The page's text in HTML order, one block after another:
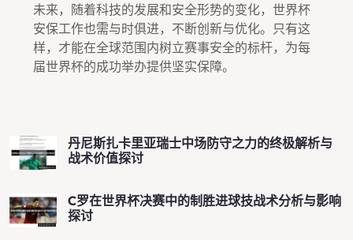
未来，随着科技的发展和安全形势的变化，世界杯
安保工作也需与时俱进，不断创新与优化。只有这
样，才能在全球范围内树立赛事安全的标杆，为每
届世界杯的成功举办提供坚实保障。
丹尼斯扎卡里亚瑞士中场防守之力的终极解析与
战术价值探讨
C罗在世界杯决赛中的制胜进球技战术分析与影响
探讨